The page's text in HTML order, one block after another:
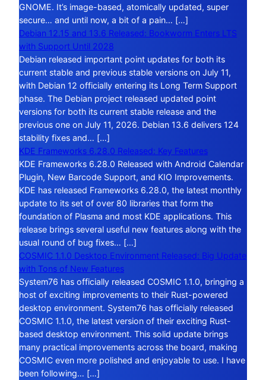
GNOME. It’s image-based, atomically updated, super
secure… and until now, a bit of a pain… […]
Debian 12.15 and 13.6 Released: Bookworm Enters LTS
with Support Until 2028
Debian released important point updates for both its
current stable and previous stable versions on July 11,
with Debian 12 officially entering its Long Term Support
phase. The Debian project released updated point
versions for both its current stable release and the
previous one on July 11, 2026. Debian 13.6 delivers 124
stability fixes and… […]
KDE Frameworks 6.28.0 Released: Key Features
KDE Frameworks 6.28.0 Released with Android Calendar
Plugin, New Barcode Support, and KIO Improvements.
KDE has released Frameworks 6.28.0, the latest monthly
update to its set of over 80 libraries that form the
foundation of Plasma and most KDE applications. This
release brings several useful new features along with the
usual round of bug fixes… […]
COSMIC 1.1.0 Desktop Environment Released: Big Update
with Tons of New Features
System76 has officially released COSMIC 1.1.0, bringing a
host of exciting improvements to their Rust-powered
desktop environment. System76 has officially released
COSMIC 1.1.0, the latest version of their exciting Rust-
based desktop environment. This solid update brings
many practical improvements across the board, making
COSMIC even more polished and enjoyable to use. I have
been following… […]